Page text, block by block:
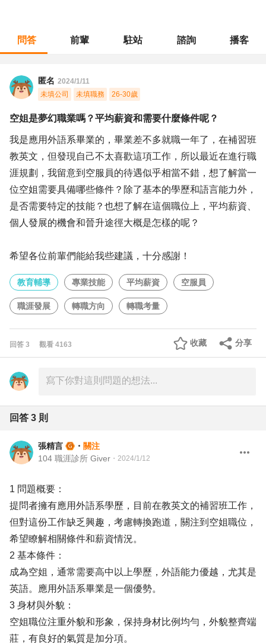
問答 前輩 駐站 諮詢 播客
匿名 2024/1/11
未填公司
未填職務 26-30歲
空姐是夢幻職業嗎？平均薪資和需要什麼條件呢？
我是應用外語系畢業的，畢業差不多就職一年了，在補習班
教英文，但發現自己不太喜歡這項工作，所以最近在進行職
涯規劃，我留意到空服員的待遇似乎相當不錯，想了解當一
位空姐需要具備哪些條件？除了基本的學歷和語言能力外，
是否需要特定的技能？也想了解在這個職位上，平均薪資、
個人發展的機會和晉升途徑大概是怎樣的呢？
希望各位前輩們能給我些建議，十分感謝！
教育輔導 專業技能 平均薪資 空服員
職涯發展 轉職方向 轉職考量
回答 3 觀看 4163 分享
收藏
回答 3 則
張精言 ・ 關注
104 職涯診所 Giver ・ 2024/1/12
1 問題概要：
提問者擁有應用外語系學歷，目前在教英文的補習班工作，
但對這份工作缺乏興趣，考慮轉換跑道，關注到空姐職位，
希望瞭解相關條件和薪資情況。
2 基本條件：
成為空姐，通常需要高中以上學歷，外語能力優越，尤其是
英語。應用外語系畢業是一個優勢。
3 身材與外貌：
空姐職位注重外貌和形象，保持身材比例均勻，外貌整齊端
莊，有良好的氣質是加分項。